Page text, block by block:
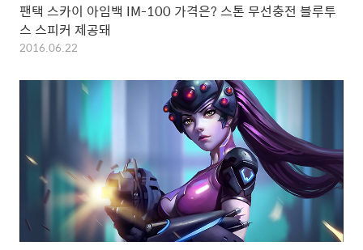
팬택 스카이 아임백 IM-100 가격은? 스톤 무선충전 블루투
스 스피커 제공돼
2016.06.22